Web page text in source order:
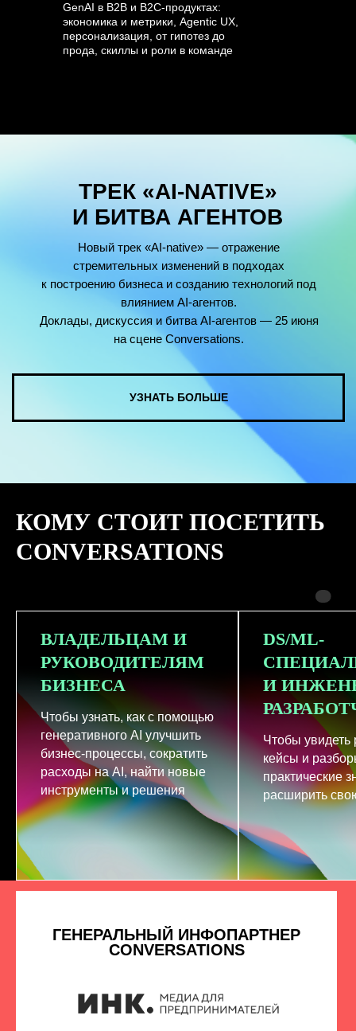
GenAI в B2B и B2C-продуктах:
экономика и метрики, Agentic UX,
персонализация, от гипотез до
прода, скиллы и роли в команде
КОМУ СТОИТ ПОСЕТИТЬ
CONVERSATIONS
ВЛАДЕЛЬЦАМ И
РУКОВОДИТЕЛЯМ
БИЗНЕСА
Чтобы узнать, как с помощью
генеративного AI улучшить
бизнес-процессы, сократить
расходы на AI, найти новые
инструменты и решения
DS/ML-
И
Чтобы увидеть
кейсы и
практические
расширить